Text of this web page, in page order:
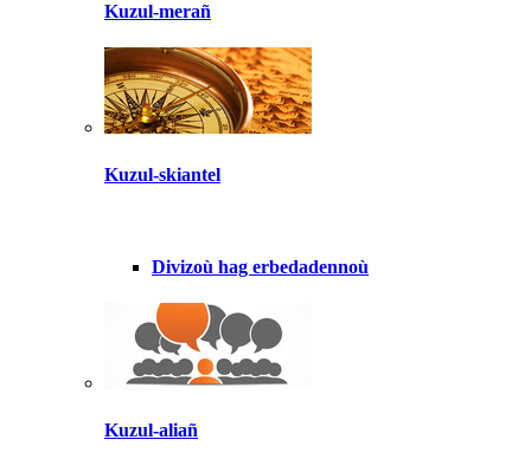
Kuzul-merañ
Kuzul-skiantel
Divizoù hag erbedadennoù
Kuzul-aliañ